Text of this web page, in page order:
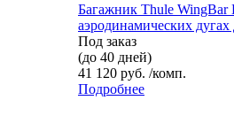
Багажник Thule WingBar
аэродинамических дугах
Под заказ
(до 40 дней)
41 120 руб. /комп.
Подробнее